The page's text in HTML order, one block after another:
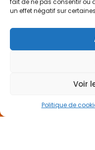
fait de ne pas consentir ou
un effet négatif sur
Voir
Politique de